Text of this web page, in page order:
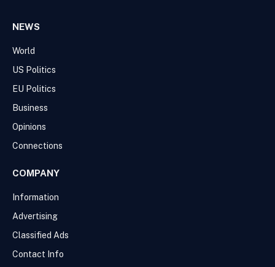
NEWS
World
US Politics
EU Politics
Business
Opinions
Connections
COMPANY
Information
Advertising
Classified Ads
Contact Info